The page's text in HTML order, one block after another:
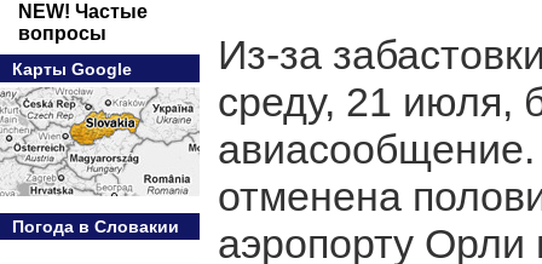
NEW! Частые
вопросы
Карты Google
Погода в Словакии
Из-за
среду, 21 июля,
авиасообщение.
отменена
аэропорту